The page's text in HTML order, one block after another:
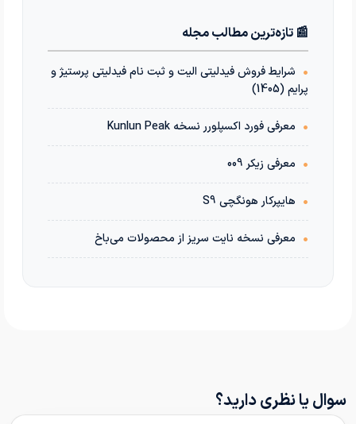
📰 تازه‌ترین مطالب مجله
• شرایط فروش فیدلیتی الیت و ثبت نام فیدلیتی پرستیژ و
پرایم (1405)
• معرفی فورد اکسپلورر نسخه Kunlun Peak
• معرفی زیکر 009
• هایپرکار هونگچی S9
• معرفی نسخه نایت سریز از محصولات می‌باخ
سوال یا نظری دارید؟